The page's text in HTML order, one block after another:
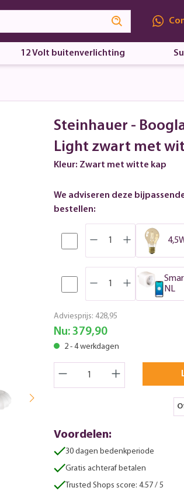
12 Volt buitenverlichting
Steinhauer -
Light zwart met
Kleur: Zwart met witte kap
We adviseren deze
bestellen:
NL
Adviesprijs: 428,95
Nu: 379,90
2 - 4 werkdagen
Voordelen:
30 dagen bedenkperiode
Gratis achteraf betalen
Trusted Shops score: 4.57 / 5